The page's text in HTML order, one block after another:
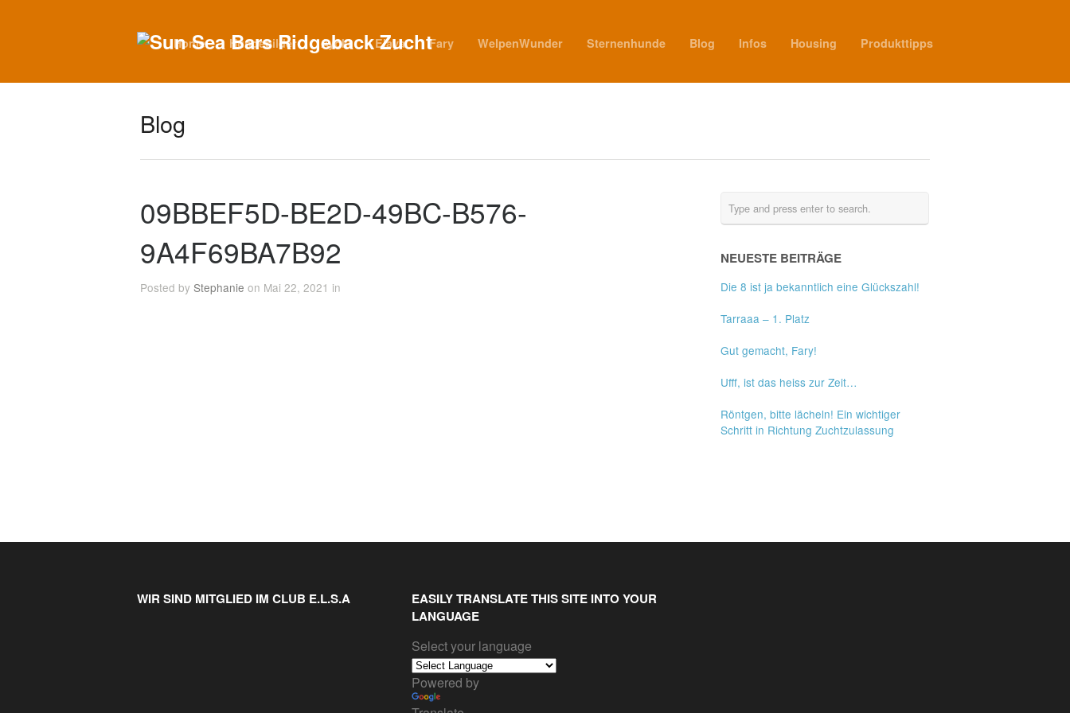
Home Hundebilder Ayoki Elaya Fary WelpenWunder Sternenhunde Blog Infos Housing Produkttipps
Blog
09BBEF5D-BE2D-49BC-B576-
9A4F69BA7B92
Posted by Stephanie on Mai 22, 2021 in
NEUESTE BEITRÄGE
Die 8 ist ja bekanntlich eine Glückszahl!
Tarraaa – 1. Platz
Gut gemacht, Fary!
Ufff, ist das heiss zur Zeit…
Röntgen, bitte lächeln! Ein wichtiger
Schritt in Richtung Zuchtzulassung
WIR SIND MITGLIED IM CLUB E.L.S.A
EASILY TRANSLATE THIS SITE INTO YOUR
LANGUAGE
Select your language
Powered by